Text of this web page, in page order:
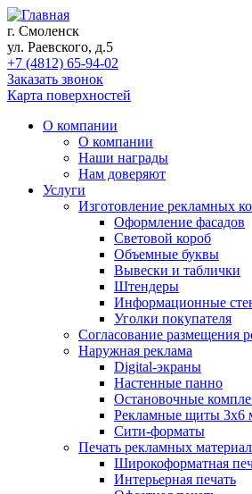
г. Смоленск
ул. Раевского, д.5
+7 (4812) 65-94-02
Заказать звонок
Карта поверхностей
О компании
О компании
Наши награды
Нам доверяют
Услуги
Изготовление рекламных
Оформление фасадов
Световой короб
Объемные буквы
Вывески и таблички
Штендеры
Информационные
Уголки покупателя
Согласование размещения
Наружная реклама
Digital-экраны
Настенные панно
Остановочные
Рекламные щиты 3х6
Сити-форматы
Печать рекламных
Широкоформатная
Интерьерная печать